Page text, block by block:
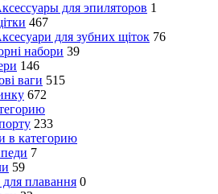
для эпиляторов 1
467
для зубних щіток 76
набори 39
146
ваги 515
672
233
в категорию
7
59
плавання 0